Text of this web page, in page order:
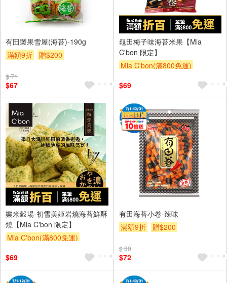
有田製果雪屋(海苔)-190g
滿額9折
贈$200
$ 71
$67
龜田梅子味海苔米果【Mia
C'bon 限定】
Mia C'bon(滿800免運)
$69
樂米穀場-初雪美姬岩燒海苔鮮酥
燒【Mia C'bon 限定】
Mia C'bon(滿800免運)
$69
有田海苔小卷-辣味
滿額9折
贈$200
$ 80
$72